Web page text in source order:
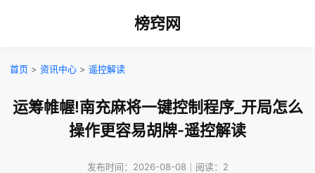
榜窍网
首页 > 资讯中心 > 遥控解读
运筹帷幄!南充麻将一键控制程序_开局怎么
操作更容易胡牌-遥控解读
发布时间：2026-08-08｜阅读：2